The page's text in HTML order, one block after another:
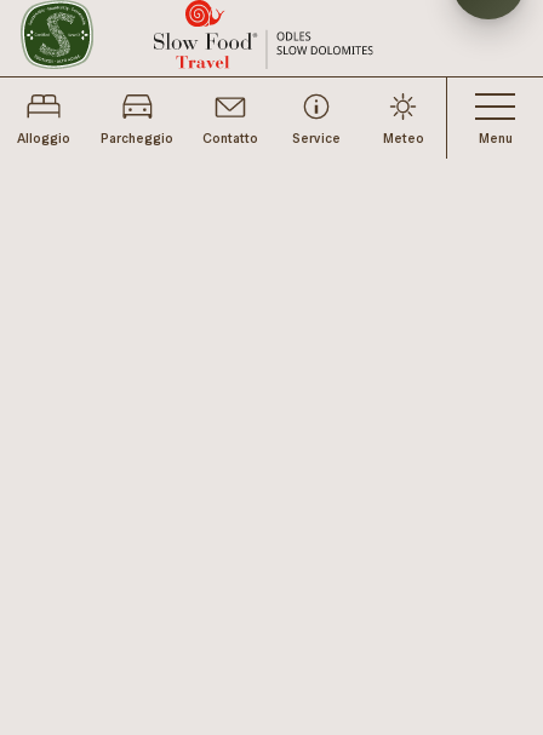
Menu
Alloggio Parcheggio Contatto Service Meteo